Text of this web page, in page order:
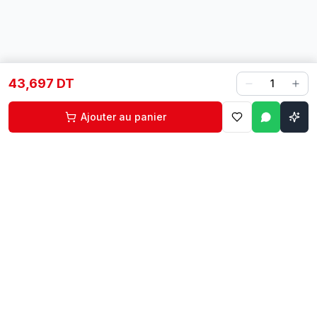
43,697 DT 1
Ajouter au panier